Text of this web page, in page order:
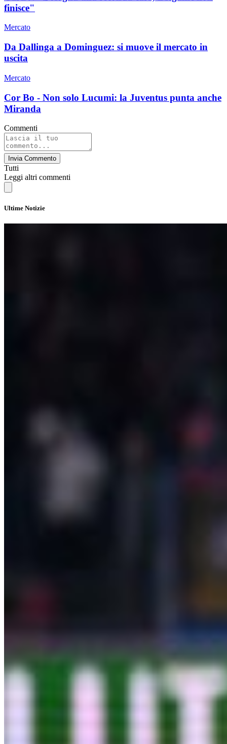
finisce"
Mercato
Da Dallinga a Dominguez: si muove il mercato in
uscita
Mercato
Cor Bo - Non solo Lucumi: la Juventus punta anche
Miranda
Commenti
Invia Commento
Tutti
Leggi altri commenti
Ultime Notizie